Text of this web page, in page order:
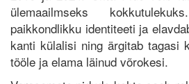
ülemaailmseks
paikkondlikku identiteeti ja
kanti külalisi ning ärgitab tagasi
tööle ja elama läinud võrokesi.